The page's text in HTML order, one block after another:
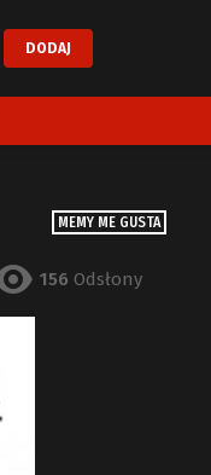
DODAJ
MEMY ME GUSTA
156 Odsłony